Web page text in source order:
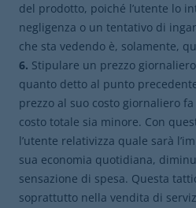
del prodotto, poiché l’utente lo
negligenza o un tentativo di
che sta vedendo è, solamente,
6. Stipulare un prezzo
quanto detto al punto
prezzo al suo costo giornaliero
costo totale sia minore. Con
l’utente relativizza quale sarà
sua economia quotidiana,
sensazione di spesa. Questa
soprattutto nella vendita di